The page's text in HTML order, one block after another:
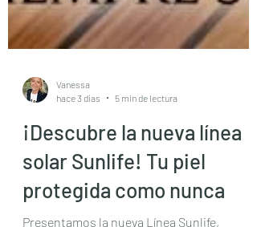
hace 3 días
5 min de lectura
¡Descubre la nueva línea
solar Sunlife! Tu piel
protegida como nunca